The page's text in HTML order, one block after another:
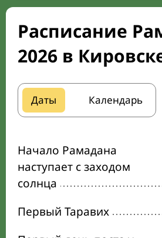
Расписание
2026 в
Даты Календарь
Начало Рамадана
наступает с заходом
солнца
Первый Таравих